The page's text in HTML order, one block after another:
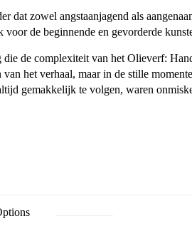
dat zowel angstaanjagend als
de beginnende en gevorderde
de complexiteit van het Olieverf:
het verhaal, maar in de stille
gemakkelijk te volgen, waren